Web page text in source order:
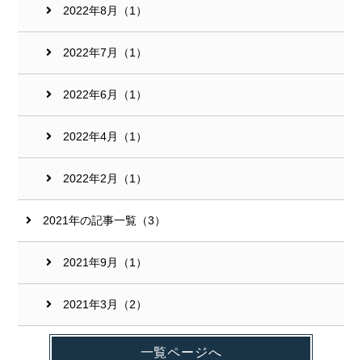
2022年8月（1）
2022年7月（1）
2022年6月（1）
2022年4月（1）
2022年2月（1）
2021年の記事一覧（3）
2021年9月（1）
2021年3月（2）
一覧ページへ